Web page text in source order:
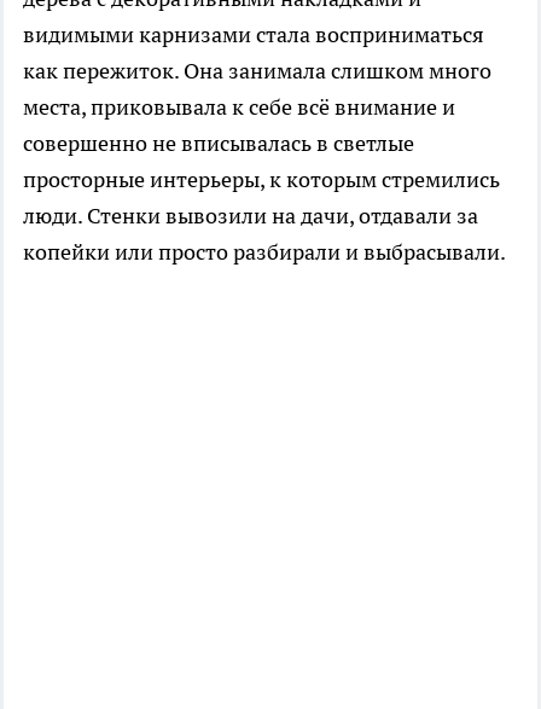
видимыми карнизами стала восприниматься
как пережиток. Она занимала слишком много
места, приковывала к себе всё внимание и
совершенно не вписывалась в светлые
просторные интерьеры, к которым стремились
люди. Стенки вывозили на дачи, отдавали за
копейки или просто разбирали и выбрасывали.